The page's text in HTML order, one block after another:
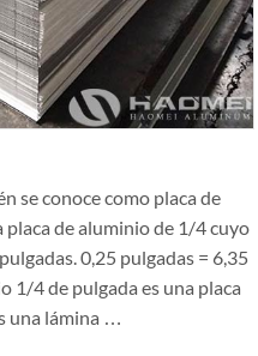
se conoce como placa de
de aluminio de 1/4 cuyo
0,25 pulgadas = 6,35
1/4 de pulgada es una placa
una lámina …